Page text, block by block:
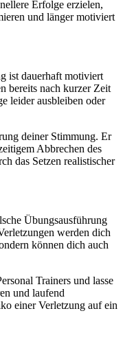
Erfolge erzielen,
und länger motiviert
ist dauerhaft motiviert
bereits nach kurzer Zeit
leider ausbleiben oder
deiner Stimmung. Er
Abbrechen des
das Setzen realistischer
Übungsausführung
werden dich
können dich auch
Trainers und lasse
und laufend
einer Verletzung auf ein